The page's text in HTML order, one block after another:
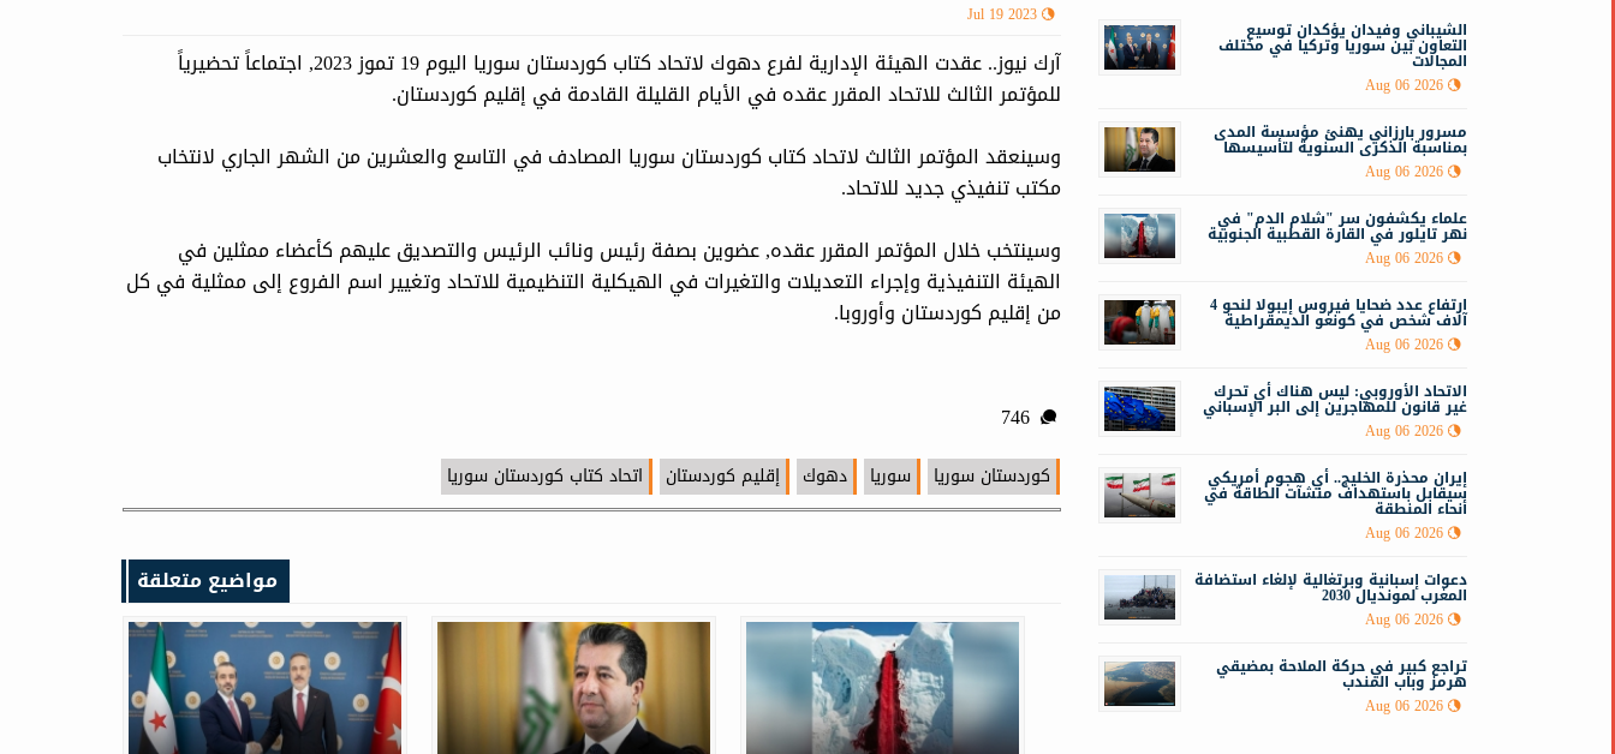
Jul 19 2023
آرك نيوز.. عقدت الهيئة الإدارية لفرع دهوك لاتحاد كتاب كوردستان سوريا اليوم 19 تموز 2023, اجتماعاً تحضيرياً
للمؤتمر الثالث للاتحاد المقرر عقده في الأيام القليلة القادمة في إقليم كوردستان.
وسينعقد المؤتمر الثالث لاتحاد كتاب كوردستان سوريا المصادف في التاسع والعشرين من الشهر الجاري لانتخاب
مكتب تنفيذي جديد للاتحاد.
وسينتخب خلال المؤتمر المقرر عقده, عضوين بصفة رئيس ونائب الرئيس والتصديق عليهم كأعضاء ممثلين في
الهيئة التنفيذية وإجراء التعديلات والتغيرات في الهيكلية التنظيمية للاتحاد وتغيير اسم الفروع إلى ممثلية في كل
من إقليم كوردستان وأوروبا.
746
كوردستان سوريا سوريا دهوك إقليم كوردستان اتحاد كتاب كوردستان سوريا
مواضيع متعلقة
الشيباني وفيدان يؤكدان توسيع
التعاون بين سوريا وتركيا في مختلف
المجالات
Aug 06 2026
مسرور بارزاني يهنئ مؤسسة المدى
بمناسبة الذكرى السنوية لتأسيسها
Aug 06 2026
علماء يكشفون سر "شلام الدم" في
نهر تايلور في القارة القطبية الجنوبية
Aug 06 2026
ارتفاع عدد ضحايا فيروس إيبولا لنحو 4
آلاف شخص في كونغو الديمقراطية
Aug 06 2026
الاتحاد الأوروبي: ليس هناك أي تحرك
غير قانون للمهاجرين إلى البر الإسباني
Aug 06 2026
إيران محذرة الخليج.. أي هجوم أمريكي
سيقابل باستهداف منشآت الطاقة في
أنحاء المنطقة
Aug 06 2026
دعوات إسبانية وبرتغالية لإلغاء استضافة
المغرب لمونديال 2030
Aug 06 2026
تراجع كبير في حركة الملاحة بمضيقي
هرمز وباب المندب
Aug 06 2026